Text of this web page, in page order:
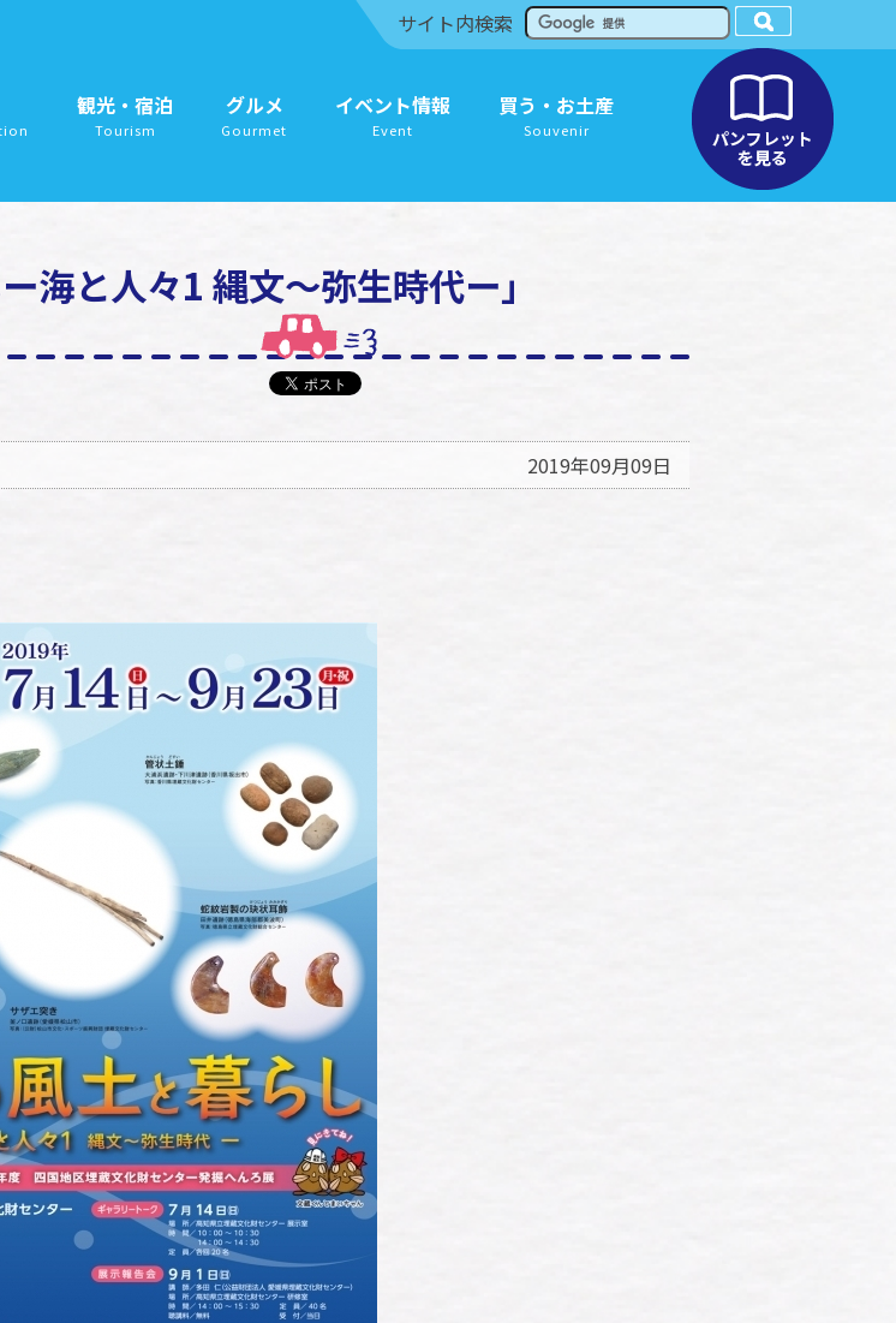
サイト内検索
観光・宿泊
Tourism
グルメ
Gourmet
イベント情報
Event
買う・お土産
Souvenir
海と人々1 縄文～弥生時代ー」
2019年09月09日